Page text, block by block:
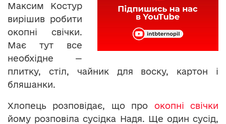
Максим Костур
вирішив робити
окопні свічки.
Має тут все
необхідне —
плитку, стіл, чайник для воску, картон і
бляшанки.
Хлопець розповідає, що про окопні свічки
йому розповіла сусідка Надя. Ще один сусід,